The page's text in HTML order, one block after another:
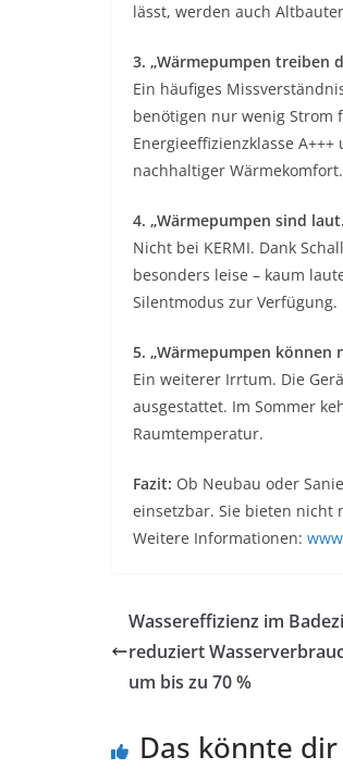
lässt, werden auch
3. „Wärmepumpen treiben
Ein häufiges
benötigen nur wenig Strom
Energieeffizienzklasse
nachhaltiger Wärmekomfort.
4. „Wärmepumpen sind
Nicht bei KERMI. Dank
besonders leise – kaum
Silentmodus zur Verfügung.
5. „Wärmepumpen können
Ein weiterer Irrtum. Die
ausgestattet. Im Sommer
Raumtemperatur.
Fazit: Ob Neubau oder
einsetzbar. Sie bieten nicht
Weitere Informationen:
Wassereffizienz im
reduziert
um bis zu 70 %
Das könnte